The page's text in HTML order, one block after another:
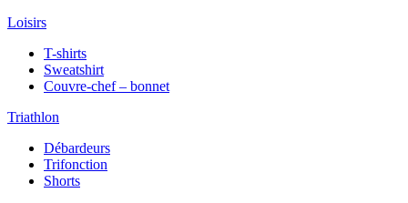
Loisirs
T-shirts
Sweatshirt
Couvre-chef – bonnet
Triathlon
Débardeurs
Trifonction
Shorts